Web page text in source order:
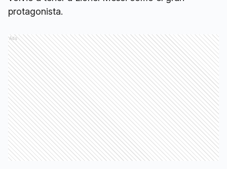
protagonista.
Ads